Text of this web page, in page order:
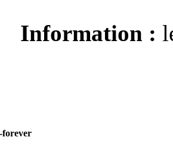
Information :
forever